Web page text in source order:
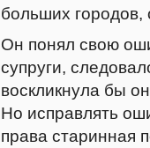
больших городов,
Он понял свою
супруги,
воскликнула бы
Hо исправлять
права старинная